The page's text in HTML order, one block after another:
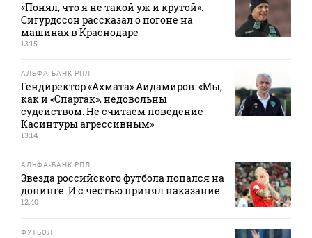
«Понял, что я не такой уж и крутой».
Сигурдссон рассказал о погоне на
машинах в Краснодаре
13:15
АЛЬФА-БАНК РПЛ
Гендиректор «Ахмата» Айдамиров: «Мы,
как и «Спартак», недовольны
судейством. Не считаем поведение
Касинтуры агрессивным»
13:14
АЛЬФА-БАНК РПЛ
Звезда российского футбола попался на
допинге. И с честью принял наказание
12:40
ФУТБОЛ